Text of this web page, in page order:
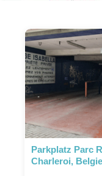
Parkplatz Parc
Charleroi,